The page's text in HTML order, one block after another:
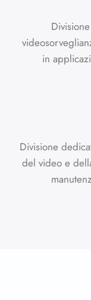
in
Divisione
del video e